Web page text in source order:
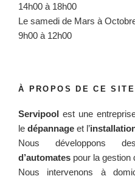
14h00 à 18h00
Le samedi de Mars à
9h00 à 12h00
À PROPOS DE CE SITE
Servipool est une
le dépannage et l’
Nous développons
d’automates pour la gestion
Nous intervenons à